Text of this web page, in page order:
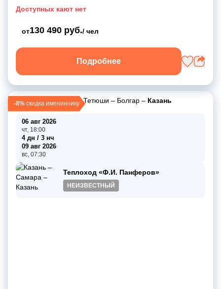
Доступных кают нет
от130 490 руб./ чел
Подробнее
-8% скидка имениннику
Казань –Самара–Тетюши – Болгар – Казань
06 авг 2026
чт, 18:00
4 дн / 3 нч
09 авг 2026
вс, 07:30
Теплоход «Ф.И. Панферов»
НЕИЗВЕСТНЫЙ